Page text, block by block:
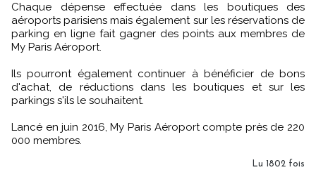
Chaque dépense effectuée dans les boutiques des
aéroports parisiens mais également sur les réservations de
parking en ligne fait gagner des points aux membres de
My Paris Aéroport.
Ils pourront également continuer à bénéficier de bons
d'achat, de réductions dans les boutiques et sur les
parkings s'ils le souhaitent.
Lancé en juin 2016, My Paris Aéroport compte près de 220
000 membres.
Lu 1802 fois